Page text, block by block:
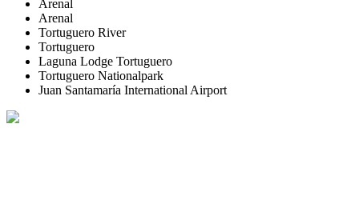
Arenal
Arenal
Tortuguero River
Tortuguero
Laguna Lodge Tortuguero
Tortuguero Nationalpark
Juan Santamaría International Airport